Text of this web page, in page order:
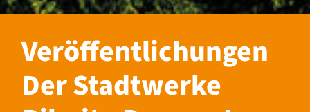
Veröffentlichungen
Der Stadtwerke